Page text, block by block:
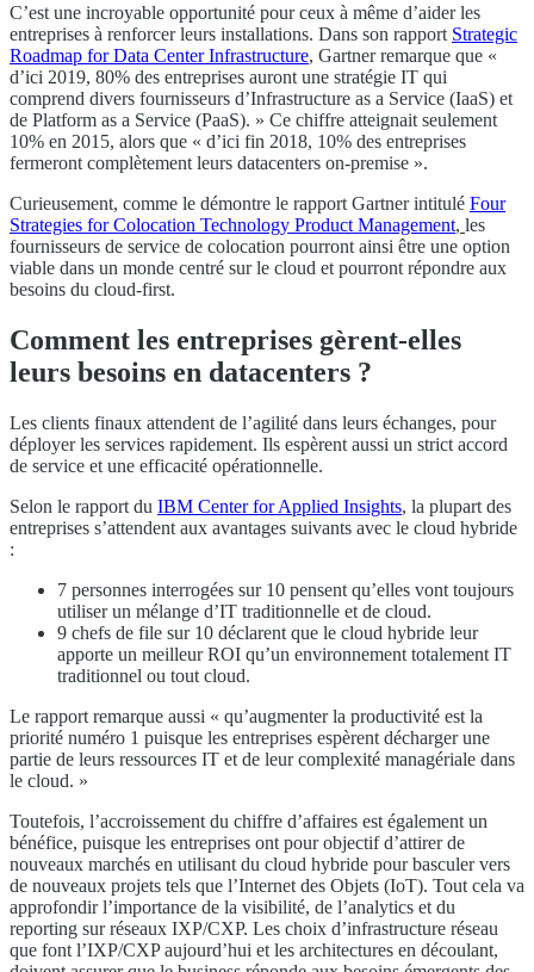
C’est une incroyable opportunité pour ceux à même d’aider les
entreprises à renforcer leurs installations. Dans son rapport Strategic
Roadmap for Data Center Infrastructure, Gartner remarque que «
d’ici 2019, 80% des entreprises auront une stratégie IT qui
comprend divers fournisseurs d’Infrastructure as a Service (IaaS) et
de Platform as a Service (PaaS). » Ce chiffre atteignait seulement
10% en 2015, alors que « d’ici fin 2018, 10% des entreprises
fermeront complètement leurs datacenters on-premise ».
Curieusement, comme le démontre le rapport Gartner intitulé Four
Strategies for Colocation Technology Product Management, les
fournisseurs de service de colocation pourront ainsi être une option
viable dans un monde centré sur le cloud et pourront répondre aux
besoins du cloud-first.
Comment les entreprises gèrent-elles
leurs besoins en datacenters ?
Les clients finaux attendent de l’agilité dans leurs échanges, pour
déployer les services rapidement. Ils espèrent aussi un strict accord
de service et une efficacité opérationnelle.
Selon le rapport du IBM Center for Applied Insights, la plupart des
entreprises s’attendent aux avantages suivants avec le cloud hybride
:
7 personnes interrogées sur 10 pensent qu’elles vont toujours
utiliser un mélange d’IT traditionnelle et de cloud.
9 chefs de file sur 10 déclarent que le cloud hybride leur
apporte un meilleur ROI qu’un environnement totalement IT
traditionnel ou tout cloud.
Le rapport remarque aussi « qu’augmenter la productivité est la
priorité numéro 1 puisque les entreprises espèrent décharger une
partie de leurs ressources IT et de leur complexité managériale dans
le cloud. »
Toutefois, l’accroissement du chiffre d’affaires est également un
bénéfice, puisque les entreprises ont pour objectif d’attirer de
nouveaux marchés en utilisant du cloud hybride pour basculer vers
de nouveaux projets tels que l’Internet des Objets (IoT). Tout cela va
approfondir l’importance de la visibilité, de l’analytics et du
reporting sur réseaux IXP/CXP. Les choix d’infrastructure réseau
que font l’IXP/CXP aujourd’hui et les architectures en découlant,